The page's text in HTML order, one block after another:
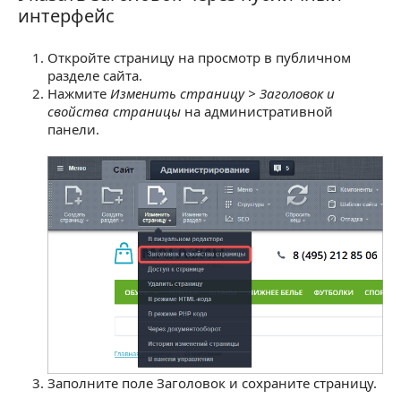
интерфейс
Откройте страницу на просмотр в публичном
разделе сайта.
Нажмите Изменить страницу > Заголовок и
свойства страницы на административной
панели.
Заполните поле Заголовок и сохраните страницу.